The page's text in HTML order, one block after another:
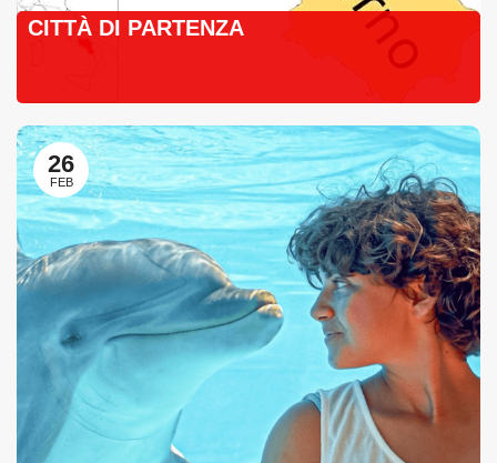
CITTÀ DI PARTENZA
26
FEB